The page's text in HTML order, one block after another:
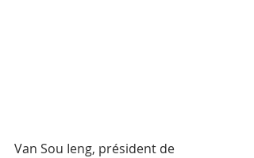
Van Sou Ieng, président de